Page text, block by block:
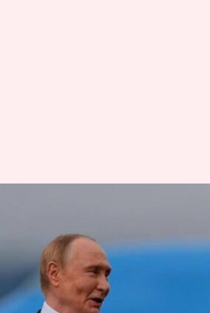
வருடத்திற்கு
ஒப்பந்தத்தை
அதிபர் புடின்